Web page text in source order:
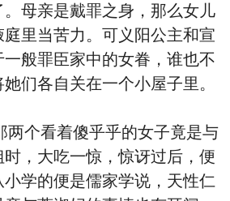
母亲是戴罪之身，那么女儿
里当苦力。可义阳公主和宣
般罪臣家中的女眷，谁也不
们各自关在一个小屋子里。
个看着傻乎乎的女子竟是与
，大吃一惊，惊讶过后，便
学的便是儒家学说，天性仁